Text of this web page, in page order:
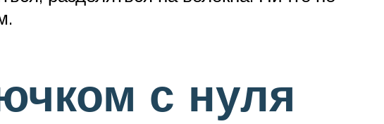
с нуля